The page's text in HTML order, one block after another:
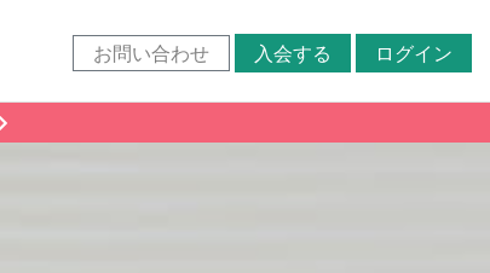
お問い合わせ 入会する ログイン